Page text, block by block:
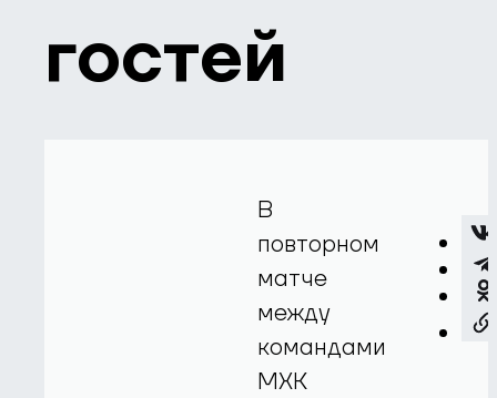
гостей
В
повторном
матче
между
командами
МХК